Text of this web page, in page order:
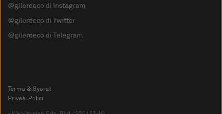
@gilerdeco di Instagram
@gilerdeco di Twitter
@gilerdeco di Telegram
Privasi Polisi
Terma & Syarat